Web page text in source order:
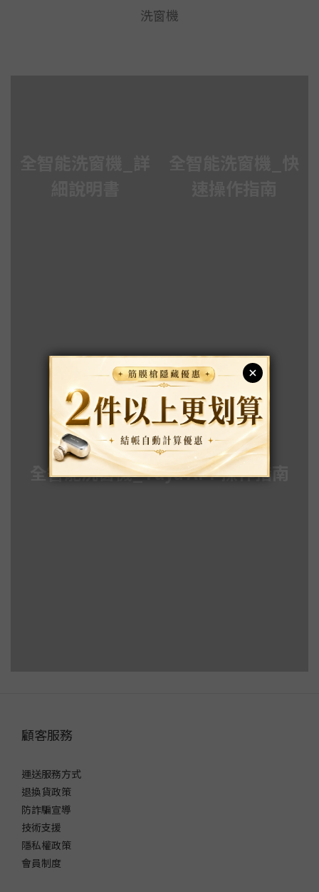
洗窗機
全智能洗窗機_Tuya APP操作指南
顧客服務
運送服務方式
退換貨政策
防詐騙宣導
技術支援
隱私權政策
會員制度